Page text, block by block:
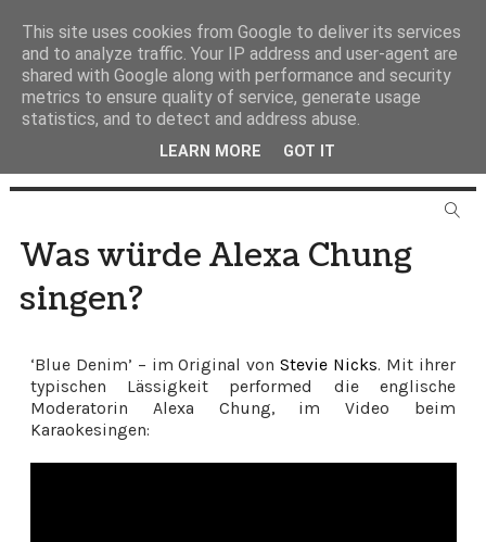
Was würde Alexa Chung
singen?
‘Blue Denim’ – im Original vonStevie Nicks. Mit ihrer
typischen Lässigkeit performed die englische
Moderatorin Alexa Chung, im Video beim
Karaokesingen:
This site uses cookies from Google to deliver its services
and to analyze traffic. Your IP address and user-agent are
shared with Google along with performance and security
metrics to ensure quality of service, generate usage
statistics, and to detect and address abuse.
LEARN MORE GOT IT